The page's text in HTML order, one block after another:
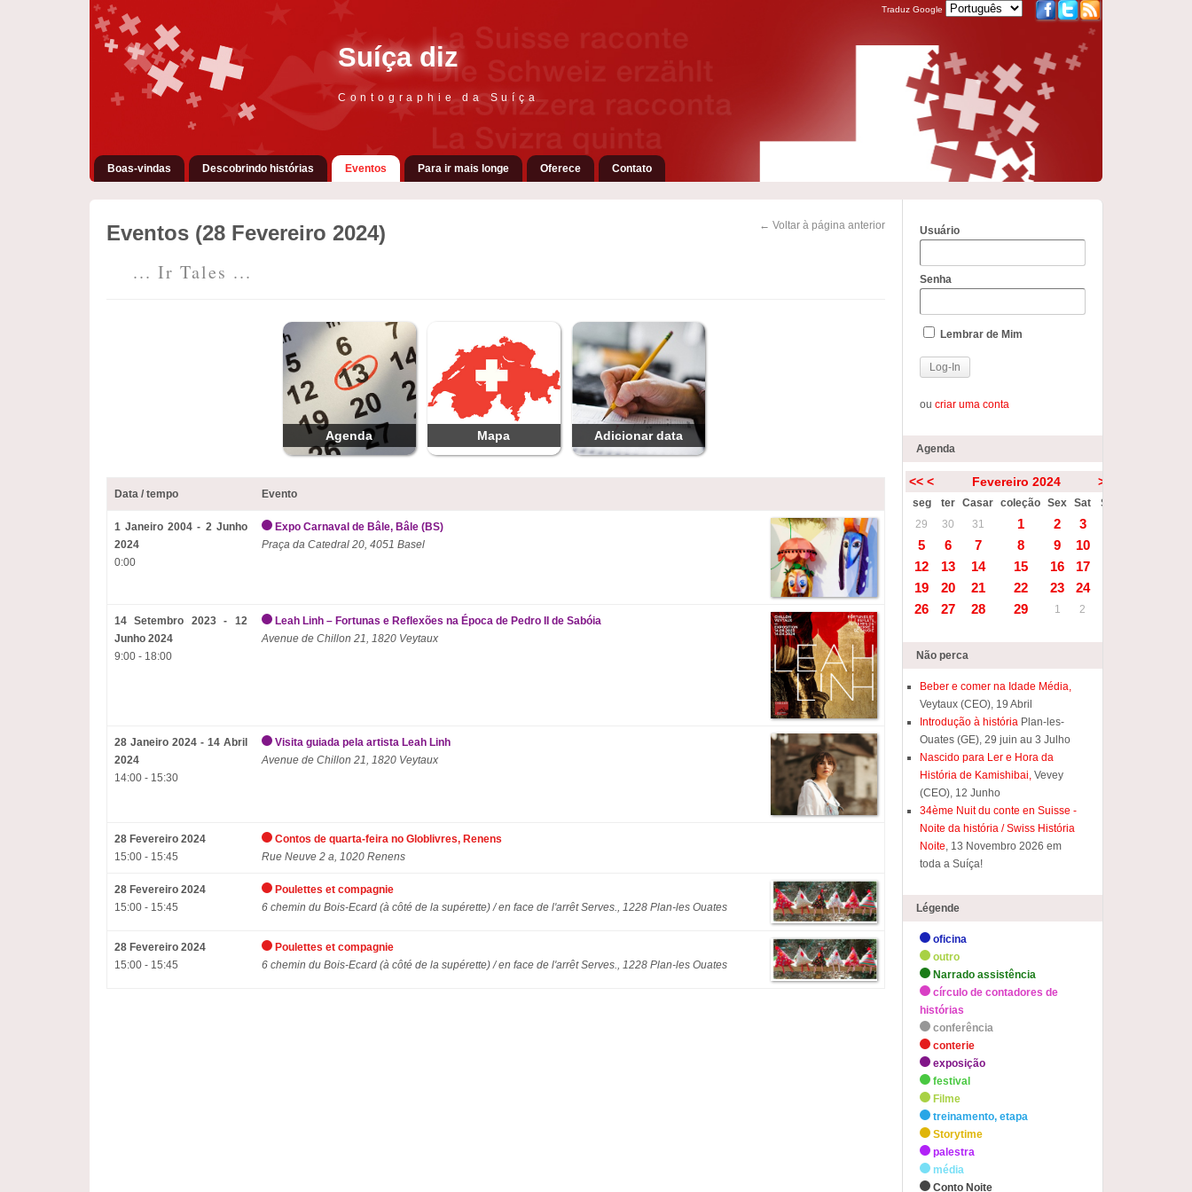
Suíça diz
Contographie da Suíça
Traduz Google
Boas-vindas Descobrindo histórias Eventos Para ir mais longe Oferece Contato
← Voltar à página anterior
Eventos (28 Fevereiro 2024)
... Ir Tales ...
Agenda Mapa Adicionar data
Data / tempo Evento
1 Janeiro 2004 - 2 Junho
2024
0:00
Expo Carnaval de Bâle, Bâle (BS)
Praça da Catedral 20, 4051 Basel
14 Setembro 2023 - 12
Junho 2024
9:00 - 18:00
Leah Linh – Fortunas e Reflexões na Época de Pedro II de Sabóia
Avenue de Chillon 21, 1820 Veytaux
28 Janeiro 2024 - 14 Abril
2024
14:00 - 15:30
Visita guiada pela artista Leah Linh
Avenue de Chillon 21, 1820 Veytaux
28 Fevereiro 2024
15:00 - 15:45
Contos de quarta-feira no Globlivres, Renens
Rue Neuve 2 a, 1020 Renens
28 Fevereiro 2024
15:00 - 15:45
Poulettes et compagnie
6 chemin du Bois-Ecard(à côté de la supérette) /en face de l'arrêt Serves., 1228 Plan-les Ouates
28 Fevereiro 2024
15:00 - 15:45
Poulettes et compagnie
6 chemin du Bois-Ecard(à côté de la supérette) /en face de l'arrêt Serves., 1228 Plan-les Ouates
Usuário
Senha
Lembrar de Mim
oucriar uma conta
Agenda
<< < Fevereiro 2024 >
seg ter Casar coleção Sex Sat
Sun
29
30 31 1 2 3
5
6 7 8 9 10
12
13 14 15 16 17
19
20 21 22 23 24
26
27 28 29 1 2
Não perca
Beber e comer na Idade Média,
Veytaux (CEO), 19 Abril
Introdução à história Plan-les-
Ouates (GE), 29 juin au 3 Julho
Nascido para Ler e Hora da
História de Kamishibai, Vevey
(CEO), 12 Junho
34ème Nuit du conte en Suisse -
Noite da história / Swiss História
Noite, 13 Novembro 2026 em
toda a Suíça!
Légende
oficina
outro
Narrado assistência
círculo de contadores de
histórias
conferência
conterie
exposição
festival
Filme
treinamento, etapa
Storytime
palestra
média
Conto Noite